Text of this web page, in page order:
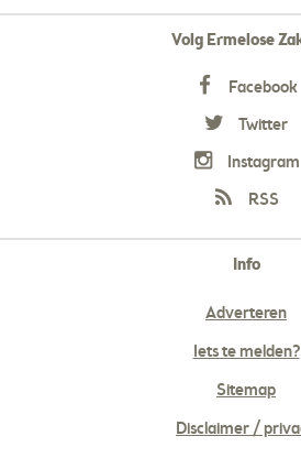
Volg Ermelose
Facebook
Twitter
Instagram
RSS
Info
Adverteren
Iets te melden?
Sitemap
Disclaimer /